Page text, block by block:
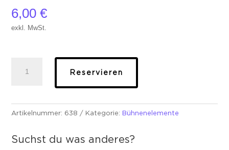
6,00€
exkl. MwSt.
Teleskopbeine
4er
Reservieren
Artikelnummer: 638 Kategorie: Bühnenelemente
Suchst du was anderes?